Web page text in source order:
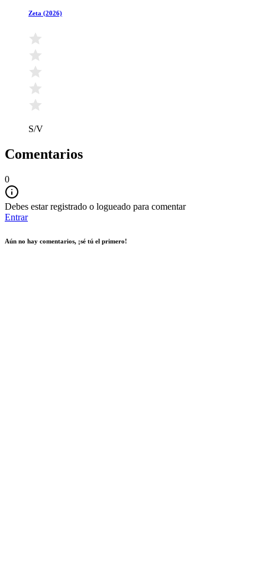
Zeta (2026)
S/V
Comentarios
0
Debes estar registrado o logueado para comentar
Entrar
Aún no hay comentarios, ¡sé tú el primero!